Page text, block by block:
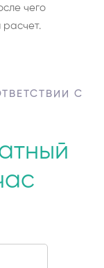
чего
расчет.
С